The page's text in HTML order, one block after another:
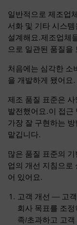
일반적으로 제조업
서화 및 기타 시스
설계해요.제조업체
으로 일관된 품질을
처음에는 심각한 소
을 개발하게 됐어요.
제조 품질 표준은
발전했어요.이 접근
가장 잘 구현하는
맡깁니다.
많은 품질 표준의
업의 개선 지침으로
어 있어요.
고객 개선 — 고
회사 목표를 조
족/초과하고 고